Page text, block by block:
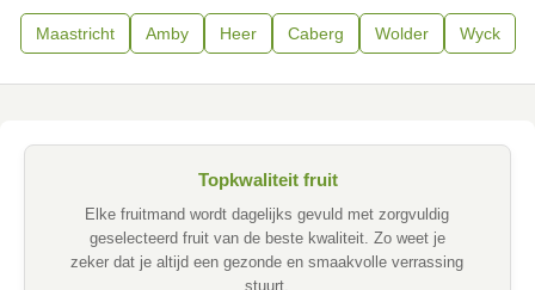
Maastricht Amby Heer Caberg Wolder Wyck
Topkwaliteit fruit
Elke fruitmand wordt dagelijks gevuld met zorgvuldig
geselecteerd fruit van de beste kwaliteit. Zo weet je
zeker dat je altijd een gezonde en smaakvolle verrassing